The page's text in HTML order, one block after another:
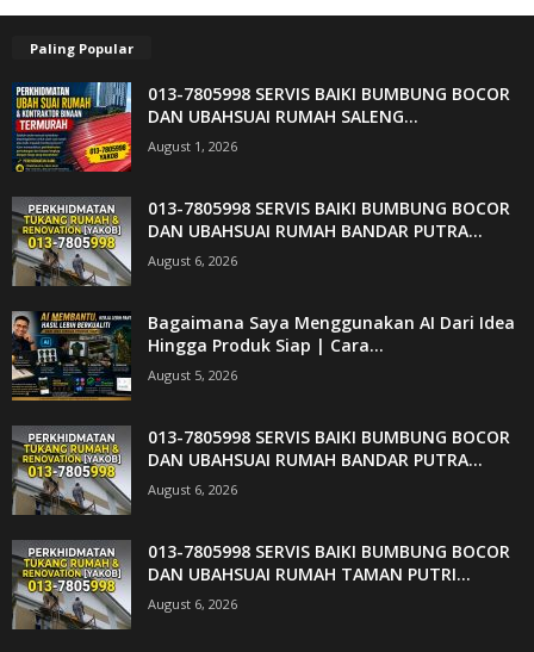
Paling Popular
013-7805998 SERVIS BAIKI BUMBUNG BOCOR
DAN UBAHSUAI RUMAH SALENG...
August 1, 2026
013-7805998 SERVIS BAIKI BUMBUNG BOCOR
DAN UBAHSUAI RUMAH BANDAR PUTRA...
August 6, 2026
Bagaimana Saya Menggunakan AI Dari Idea
Hingga Produk Siap | Cara...
August 5, 2026
013-7805998 SERVIS BAIKI BUMBUNG BOCOR
DAN UBAHSUAI RUMAH BANDAR PUTRA...
August 6, 2026
013-7805998 SERVIS BAIKI BUMBUNG BOCOR
DAN UBAHSUAI RUMAH TAMAN PUTRI...
August 6, 2026